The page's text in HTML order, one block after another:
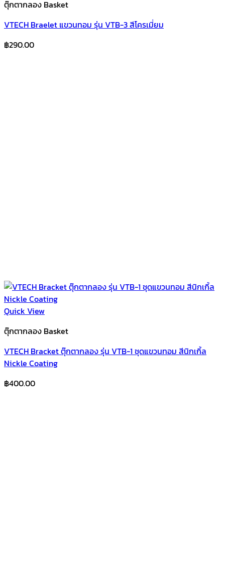
ตุ๊กตากลอง Basket
VTECH Braelet แขวนทอม รุ่น VTB-3 สีโครเมี่ยม
฿290.00
Quick View
ตุ๊กตากลอง Basket
VTECH Bracket ตุ๊กตากลอง รุ่น VTB-1 ชุดแขวนทอม สีนิกเกิ้ล
Nickle Coating
฿400.00